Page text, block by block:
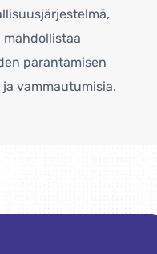
mahdollistaa
parantamisen
vammautumisia.